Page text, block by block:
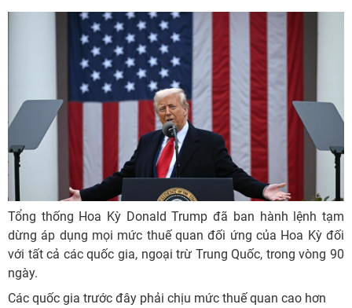
Tổng thống Hoa Kỳ Donald Trump đã ban hành lệnh tạm
dừng áp dụng mọi mức thuế quan đối ứng của Hoa Kỳ đối
với tất cả các quốc gia, ngoại trừ Trung Quốc, trong vòng 90
ngày.
Các quốc gia trước đây phải chịu mức thuế quan cao hơn